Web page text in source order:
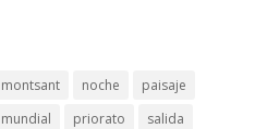
montsant noche
paisaje
priorato
salida